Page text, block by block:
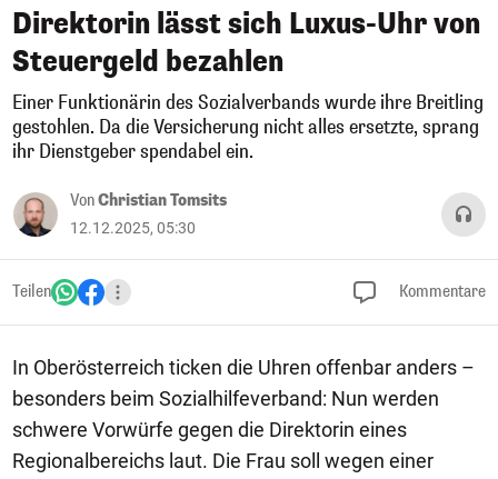
Direktorin lässt sich Luxus-Uhr von
Steuergeld bezahlen
Einer Funktionärin des Sozialverbands wurde ihre Breitling
gestohlen. Da die Versicherung nicht alles ersetzte, sprang
ihr Dienstgeber spendabel ein.
VonChristian Tomsits
12.12.2025, 05:30
Teilen Kommentare
In Oberösterreich ticken die Uhren offenbar anders –
besonders beim Sozialhilfeverband: Nun werden
schwere Vorwürfe gegen die Direktorin eines
Regionalbereichs laut. Die Frau soll wegen einer